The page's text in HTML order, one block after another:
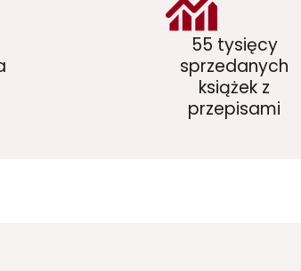
55 tysięcy
sprzedanych
książek z
przepisami